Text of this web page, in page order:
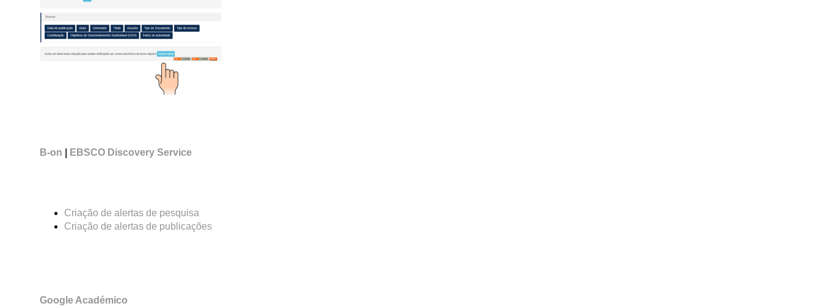
B-on EBSCO Discovery Service
Criação de alertas de pesquisa
Criação de alertas de publicações
Google Académico